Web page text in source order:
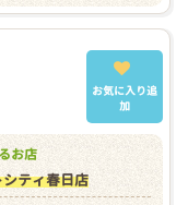
お気に入り追
加
お店
ティ春日店